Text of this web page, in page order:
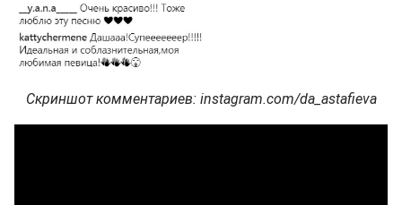
Скриншот комментариев: instagram.com/da_astafieva